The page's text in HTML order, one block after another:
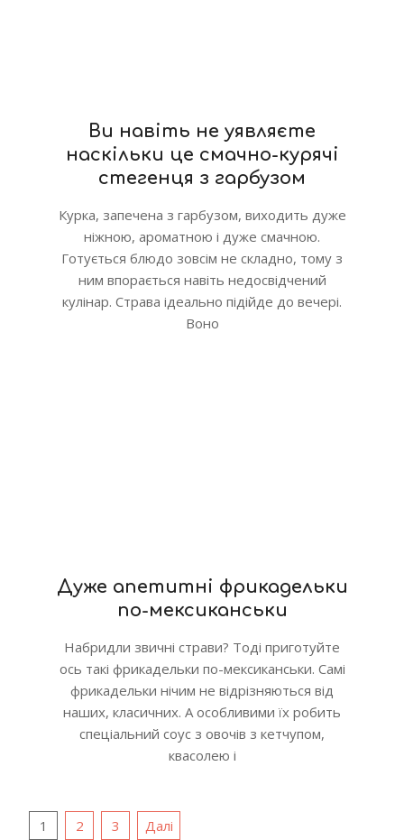
Ви навіть не уявляєте
наскільки це смачно-курячі
стегенця з гарбузом
Курка, запечена з гарбузом, виходить дуже
ніжною, ароматною і дуже смачною.
Готується блюдо зовсім не складно, тому з
ним впорається навіть недосвідчений
кулінар. Страва ідеально підійде до вечері.
Воно
Дуже апетитні фрикадельки
по-мексиканськи
Набридли звичні страви? Тоді приготуйте
ось такі фрикадельки по-мексиканськи. Самі
фрикадельки нічим не відрізняються від
наших, класичних. А особливими їх робить
спеціальний соус з овочів з кетчупом,
квасолею і
Пагінація
1 2 3 Далі